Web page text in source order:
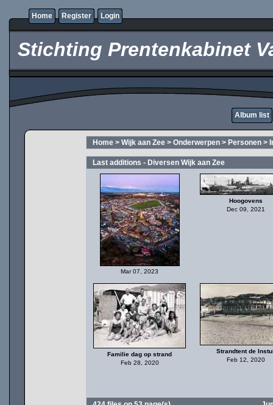
Home Register Login
Stichting Prentenkabinet
Album list
Home > Wijk aan Zee > Onderwerpen > Personen >
Last additions - Diversen Wijk aan Zee
Mar 07, 2023
Hoogovens
Dec 09, 2021
Familie dag op strand
Feb 28, 2020
Strandtent de
Feb 12, 2020